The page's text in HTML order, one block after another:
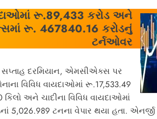
રૂ.89,433કરોડ અને
રૂ. 467840.16કરોડનું
ટર્નઓવર
સપ્તાહ દરમિયાન, એમસીએક્સ પર
વિવિધ વાયદાઓમાં રૂ.17,533.49
કિલો અને ચાદીના વિવિધ વાયદાઓમાં
5,026.989 ટનના વેપાર થયા હતા.